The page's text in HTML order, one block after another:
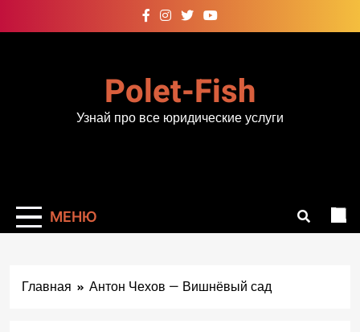
к
Polet-Fish
Узнай про все юридические услуги
МЕНЮ
Главная Антон Чехов — Вишнёвый сад